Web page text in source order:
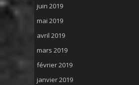
juin 2019
mai 2019
avril 2019
mars 2019
février 2019
janvier 2019